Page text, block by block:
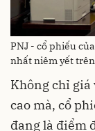
PNJ - cổ phiếu
nhất niêm yết
Không chỉ
cao mà, cổ
đang là điểm